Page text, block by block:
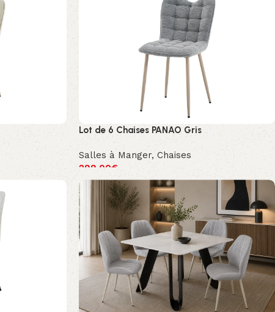
Lot de 6 Chaises PANAO Gris
Salles à Manger, Chaises
299.00€